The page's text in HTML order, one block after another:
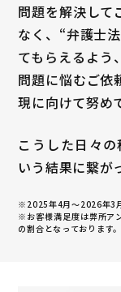
問題を解決して
なく、“弁護士
てもらえるよう
問題に悩むご依
現に向けて努め
こうした日々
いう結果に繋が
※2025年4月～2026年3
※お客様満足度は弊所ア
の割合となっております。